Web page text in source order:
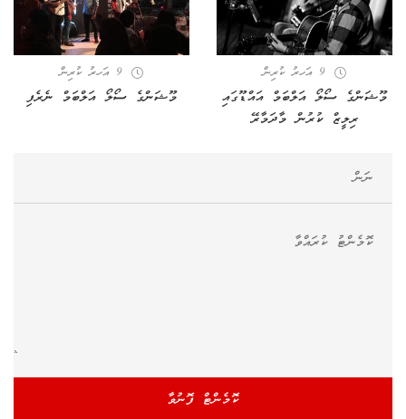
9 އަހރު ކުރިން
މޫޝަންގެ ސޯލޯ އަލްބަމް އައްޑޫގައި
ރިލީޒް ކުރުން މާދަމާރޭ
9 އަހރު ކުރިން
މޫޝަންގެ ސޯލޯ އަލްބަމް ނެރެފި